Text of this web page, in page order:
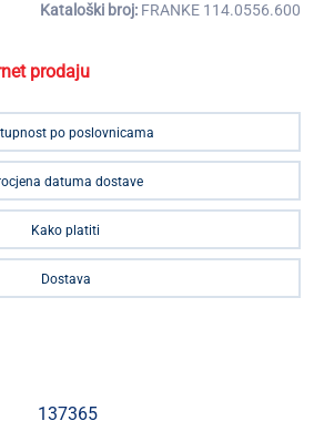
Kataloški broj: FRANKE 114.0556.600
prodaju
po poslovnicama
datuma dostave
Kako platiti
Dostava
137365